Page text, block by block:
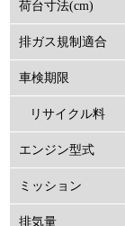
荷台寸法(cm)
排ガス規制適合
車検期限
リサイクル料
(円)
エンジン型式
ミッション
排気量